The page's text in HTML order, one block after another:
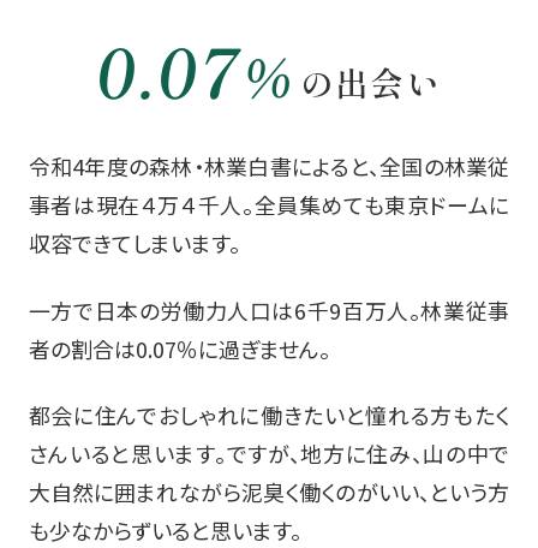
0.07％ の出会い
令和4年度の森林・林業白書によると、全国の林業従
事者は現在４万４千人。全員集めても東京ドームに
収容できてしまいます。
一方で日本の労働力人口は6千9百万人。林業従事
者の割合は0.07％に過ぎません。
都会に住んでおしゃれに働きたいと憧れる方もたく
さんいると思います。ですが、地方に住み、山の中で
大自然に囲まれながら泥臭く働くのがいい、という方
も少なからずいると思います。